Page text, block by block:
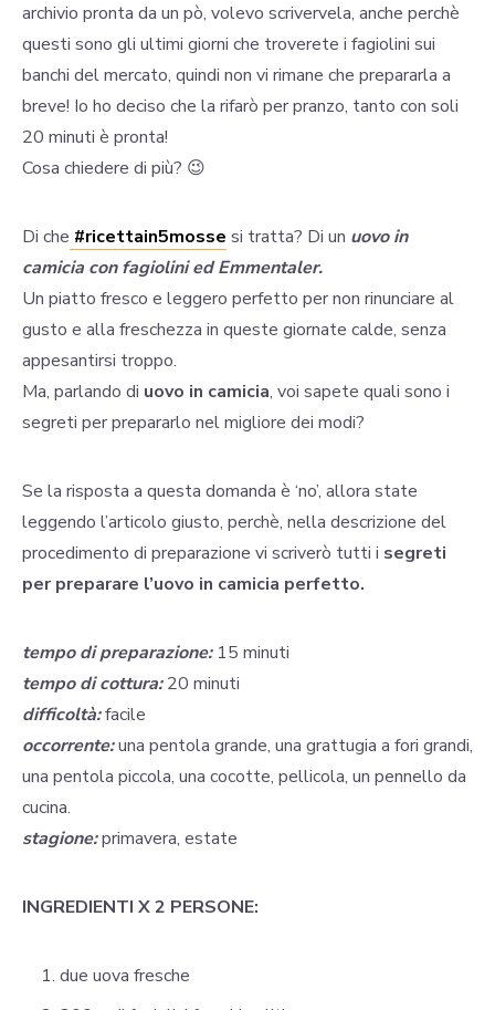
archivio pronta da un pò, volevo scrivervela, anche perchè
questi sono gli ultimi giorni che troverete i fagiolini sui
banchi del mercato, quindi non vi rimane che prepararla a
breve! Io ho deciso che la rifarò per pranzo, tanto con soli
20 minuti è pronta!
Cosa chiedere di più? 😉
Di che #ricettain5mosse si tratta? Di un uovo in
camicia con fagiolini ed Emmentaler.
Un piatto fresco e leggero perfetto per non rinunciare al
gusto e alla freschezza in queste giornate calde, senza
appesantirsi troppo.
Ma, parlando di uovo in camicia, voi sapete quali sono i
segreti per prepararlo nel migliore dei modi?
Se la risposta a questa domanda è ‘no’, allora state
leggendo l’articolo giusto, perchè, nella descrizione del
procedimento di preparazione vi scriverò tutti i segreti
per preparare l’uovo in camicia perfetto.
tempo di preparazione:15 minuti
tempo di cottura:20 minuti
difficoltà:facile
occorrente:una pentola grande, una grattugia a fori grandi,
una pentola piccola, una cocotte, pellicola, un pennello da
cucina.
stagione:primavera, estate
INGREDIENTI X 2 PERSONE:
due uova fresche